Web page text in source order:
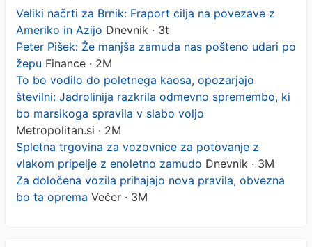
Veliki načrti za Brnik: Fraport cilja na povezave z
Ameriko in Azijo Dnevnik · 3t
Peter Pišek: Že manjša zamuda nas pošteno udari po
žepu Finance · 2M
To bo vodilo do poletnega kaosa, opozarjajo
številni: Jadrolinija razkrila odmevno spremembo, ki
bo marsikoga spravila v slabo voljo
Metropolitan.si · 2M
Spletna trgovina za vozovnice za potovanje z
vlakom pripelje z enoletno zamudo Dnevnik · 3M
Za določena vozila prihajajo nova pravila, obvezna
bo ta oprema Večer · 3M